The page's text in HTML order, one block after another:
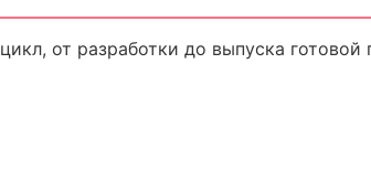
от разработки до выпуска готовой